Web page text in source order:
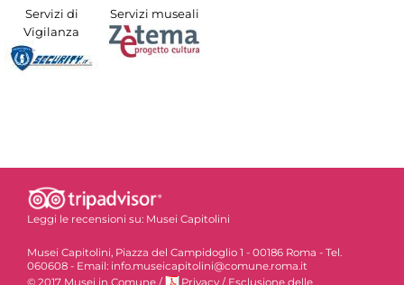
Servizi di
Vigilanza
Servizi museali
Leggi le recensioni su: Musei Capitolini
Musei Capitolini, Piazza del Campidoglio 1 - 00186 Roma - Tel.
060608 - Email: info.museicapitolini@comune.roma.it